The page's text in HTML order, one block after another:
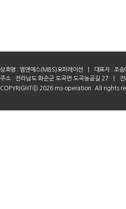
상호명 : 엠앤에스(M&S)오퍼레이션 대표자 : 조송
주소 : 전라남도 화순군 도곡면 도곡농공길 27
COPYRIGHTⓒ 2026 ms-operation. All rights